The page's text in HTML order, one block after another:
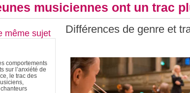
musiciennes ont un trac
Différences de genre et
même sujet
comportements
sur l’anxiété de
le trac des